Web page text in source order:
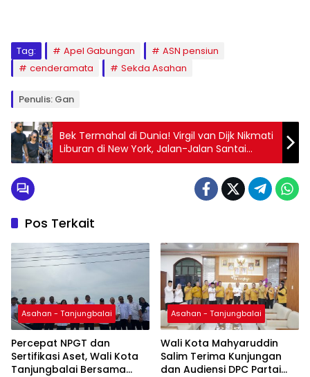
Tag: Apel Gabungan
ASN pensiun
cenderamata
Sekda Asahan
Penulis: Gan
Bek Termahal di Dunia! Virgil van Dijk Nikmati
Liburan di New York, Jalan-Jalan Santai
Bersama Istri
Pos Terkait
Asahan - Tanjungbalai
Percepat NPGT dan
Sertifikasi Aset, Wali Kota
Tanjungbalai Bersama
Asahan - Tanjungbalai
Wali Kota Mahyaruddin
Salim Terima Kunjungan
dan Audiensi DPC Partai